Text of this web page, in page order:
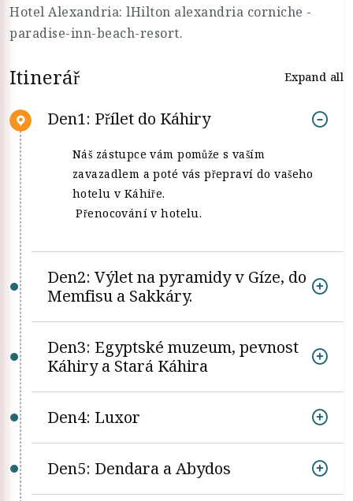
Hotel Alexandria: lHilton alexandria corniche -
paradise-inn-beach-resort.
Itinerář Expand all
Den1: Přílet do Káhiry
Náš zástupce vám pomůže s vaším
zavazadlem a poté vás přepraví do vašeho
hotelu v Káhiře.
Přenocování v hotelu.
Den2: Výlet na pyramidy v Gíze, do
Memfisu a Sakkáry.
Den3: Egyptské muzeum, pevnost
Káhiry a Stará Káhira
Den4: Luxor
Den5: Dendara a Abydos